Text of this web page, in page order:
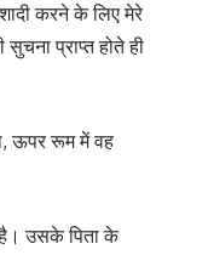
करने के लिए मेरे
प्राप्त होते ही
ऊपर रूम में वह
है। उसके पिता के